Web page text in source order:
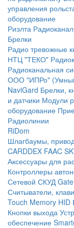
управления
оборудование
Риэлта Радиоканал
Брелки
Радио тревожные
НТЦ "ТЕКО"
Радиоканальная
ООО "ИПРо"
NaviGard Брелки,
и датчики Модули
оборудование
Радиолинии
RiDom
Шлагбаумы,
CARDDEX FAAC
Аксессуары для
Контроллеры
Сетевой СКУД Gate
Считыватели,
Touch Memory HID
Кнопки выхода
обеспечение